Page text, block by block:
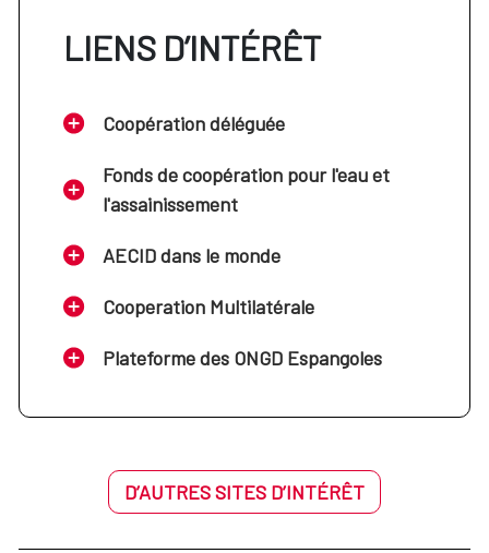
LIENS D’INTÉRÊT
Coopération déléguée
Fonds de coopération pour l'eau et
l'assainissement
AECID dans le monde
Cooperation Multilatérale
Plateforme des ONGD Espangoles
D’AUTRES SITES D’INTÉRÊT